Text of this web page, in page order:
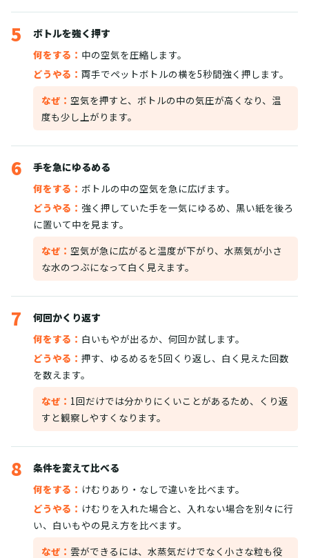
5
ボトルを強く押す
何をする： 中の空気を圧縮します。
どうやる： 両手でペットボトルの横を5秒間強く押します。
なぜ： 空気を押すと、ボトルの中の気圧が高くなり、温
度も少し上がります。
6
手を急にゆるめる
何をする： ボトルの中の空気を急に広げます。
どうやる： 強く押していた手を一気にゆるめ、黒い紙を後ろ
に置いて中を見ます。
なぜ： 空気が急に広がると温度が下がり、水蒸気が小さ
な水のつぶになって白く見えます。
7
何回かくり返す
何をする： 白いもやが出るか、何回か試します。
どうやる： 押す、ゆるめるを5回くり返し、白く見えた回数
を数えます。
なぜ： 1回だけでは分かりにくいことがあるため、くり返
すと観察しやすくなります。
8
条件を変えて比べる
何をする： けむりあり・なしで違いを比べます。
どうやる： けむりを入れた場合と、入れない場合を別々に行
い、白いもやの見え方を比べます。
なぜ： 雲ができるには、水蒸気だけでなく小さな粒も役